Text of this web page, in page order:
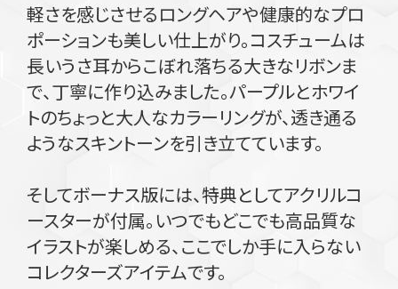
軽さを感じさせるロングヘアや健康的なプロ
ポーションも美しい仕上がり。コスチュームは
長いうさ耳からこぼれ落ちる大きなリボンま
で、丁寧に作り込みました。パープルとホワイ
トのちょっと大人なカラーリングが、透き通る
ようなスキントーンを引き立てています。
そしてボーナス版には、特典としてアクリルコ
ースターが付属。いつでもどこでも高品質な
イラストが楽しめる、ここでしか手に入らない
コレクターズアイテムです。